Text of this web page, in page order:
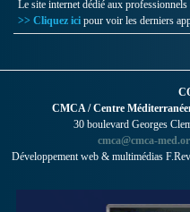
Le site internet dédié aux
>> Cliquez ici pour voir les derniers
CMCA / Centre
30 boulevard Georges
cmca@cmca-
Développement web & multimédias